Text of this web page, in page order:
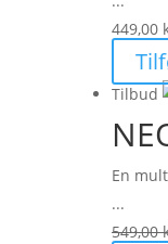
449,00
Tilbud
En
...
549,00